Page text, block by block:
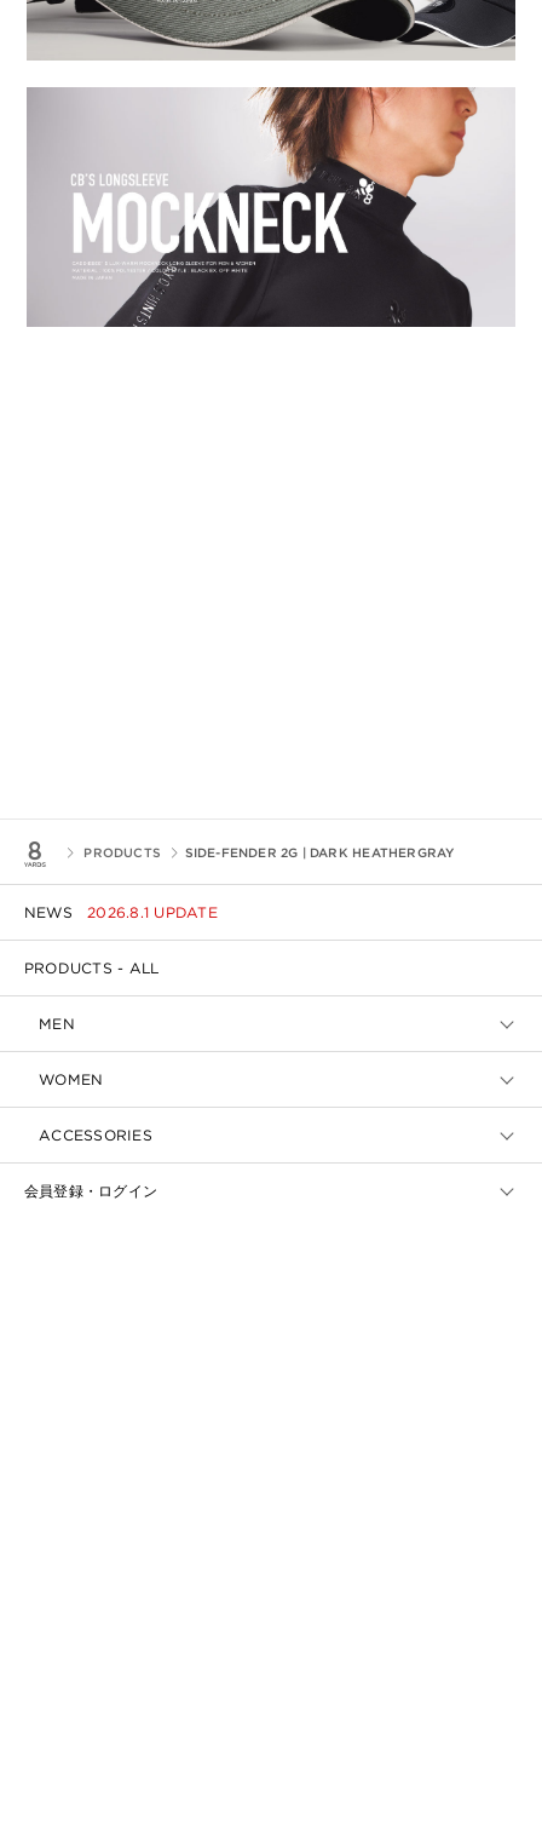
PRODUCTS SIDE-FENDER 2G | DARK HEATHERGRAY
NEWS 2026.8.1 UPDATE
PRODUCTS - ALL
MEN
WOMEN
ACCESSORIES
会員登録・ログイン